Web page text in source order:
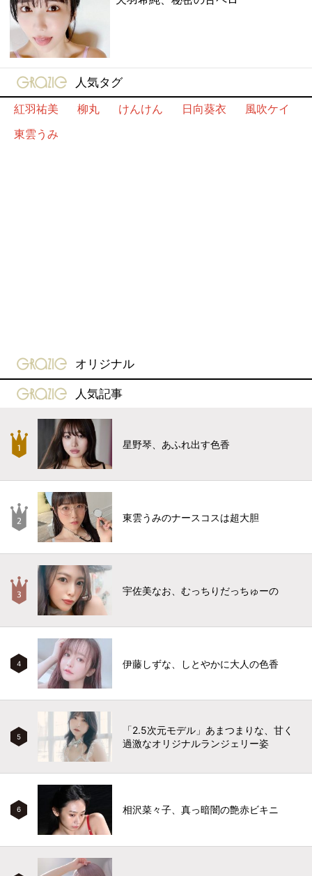
gravure-grazie
人気タグ
紅羽祐美
柳丸 けんけん 日向葵衣
風吹ケイ
東雲うみ
gravure-grazie
オリジナル
gravure-grazie
人気記事
星野琴、あふれ出す色香
東雲うみのナースコスは超大胆
宇佐美なお、むっちりだっちゅーの
4 伊藤しずな、しとやかに大人の色香
5
「2.5次元モデル」あまつまりな、甘く
過激なオリジナルランジェリー姿
6 相沢菜々子、真っ暗闇の艶赤ビキニ